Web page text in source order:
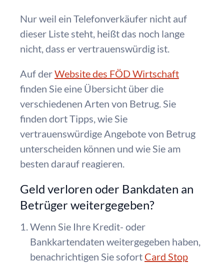
Nur weil ein Telefonverkäufer nicht auf
dieser Liste steht, heißt das noch lange
nicht, dass er vertrauenswürdig ist.
Auf derWebsite des FÖD Wirtschaft
finden Sie eine Übersicht über die
verschiedenen Arten von Betrug. Sie
finden dort Tipps, wie Sie
vertrauenswürdige Angebote von Betrug
unterscheiden können und wie Sie am
besten darauf reagieren.
Geld verloren oder Bankdaten an
Betrüger weitergegeben?
Wenn Sie Ihre Kredit- oder
Bankkartendaten weitergegeben haben,
benachrichtigen Sie sofort Card Stop